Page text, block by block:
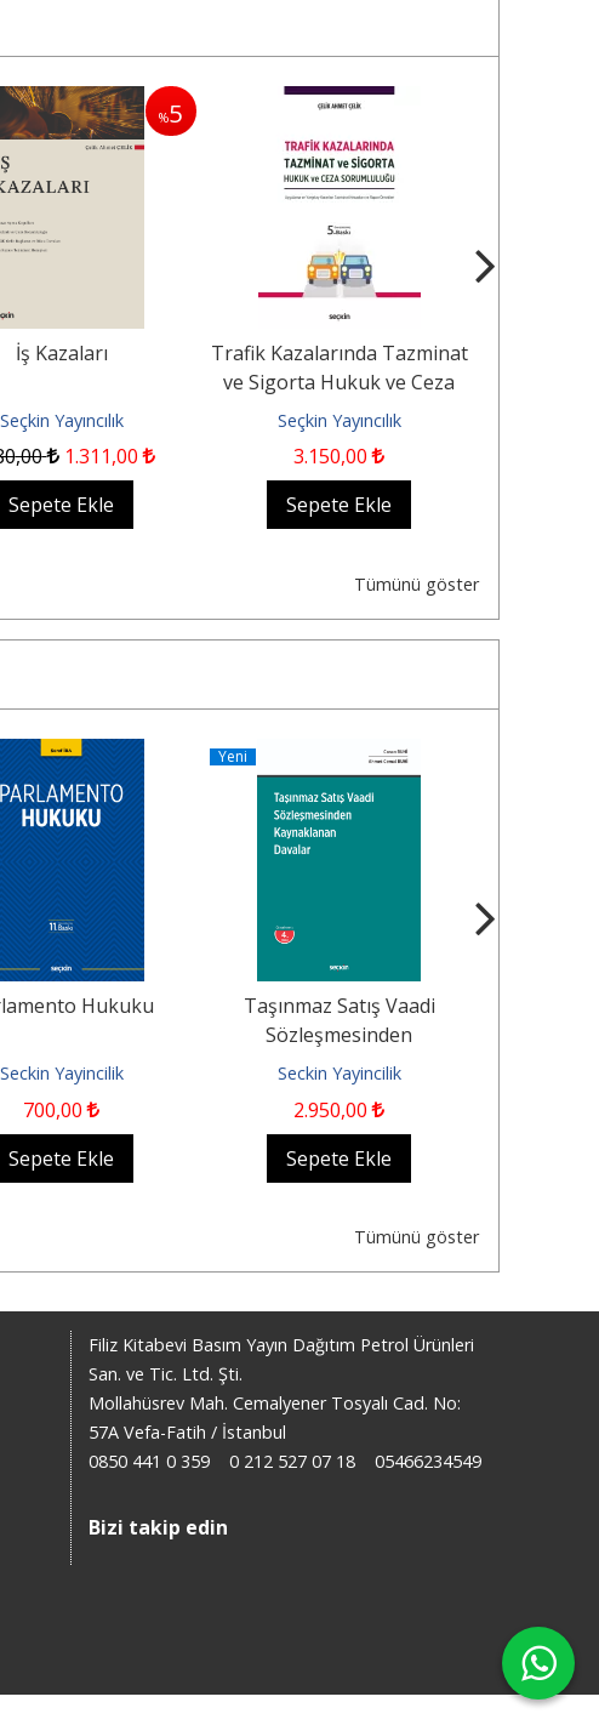
%5
İş Kazaları
Seçkin Yayıncılık
,00 1.311,00
Sepete Ekle
Trafik Kazalarında Tazminat
ve Sigorta Hukuk ve Ceza
Sorumluluğu
Seçkin Yayıncılık
3.150,00
Sepete Ekle
Tümünü göster
Hukuku
Seckin Yayincilik
700,00
Sepete Ekle
Yeni
Taşınmaz Satış Vaadi
Sözleşmesinden
Kaynaklanan Davalar
Seckin Yayincilik
2.950,00
Sepete Ekle
Tümünü göster
Filiz Kitabevi Basım Yayın Dağıtım Petrol Ürünleri
San. ve Tic. Ltd. Şti.
Mollahüsrev Mah. Cemalyener Tosyalı Cad. No:
57A Vefa-Fatih / İstanbul
0850 441 0 359
0 212 527 07 18 05466234549
Bizi takip edin